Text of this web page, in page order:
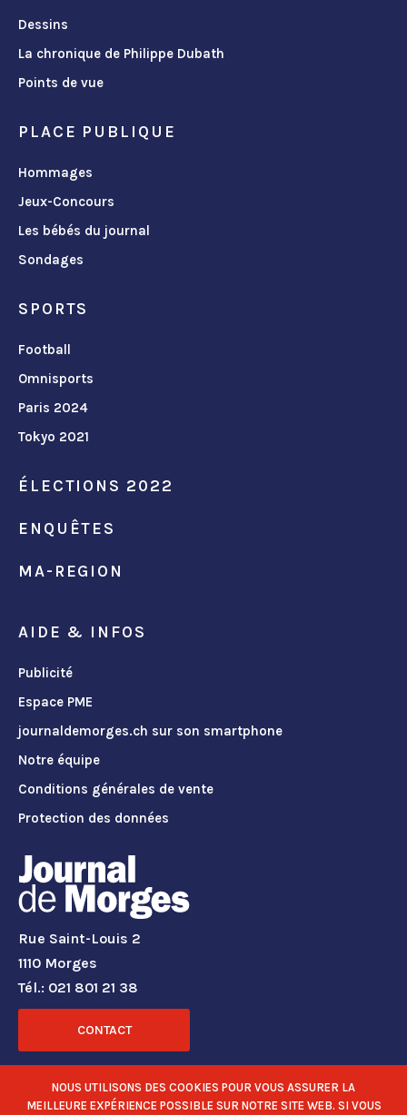
Dessins
La chronique de Philippe Dubath
Points de vue
PLACE PUBLIQUE
Hommages
Jeux-Concours
Les bébés du journal
Sondages
SPORTS
Football
Omnisports
Paris 2024
Tokyo 2021
ÉLECTIONS 2022
ENQUÊTES
MA-REGION
AIDE & INFOS
Publicité
Espace PME
journaldemorges.ch sur son smartphone
Notre équipe
Conditions générales de vente
Protection des données
Rue Saint-Louis 2
1110 Morges
Tél.: 021 801 21 38
CONTACT
RÉSEAUX SOCIAUX
NOUS UTILISONS DES COOKIES POUR VOUS ASSURER LA
MEILLEURE EXPÉRIENCE POSSIBLE SUR NOTRE SITE WEB. SI VOUS